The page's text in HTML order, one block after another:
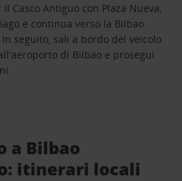
Casco Antiguo con Plaza Nueva,
e continua verso la Bilbao
seguito, sali a bordo del veicolo
di Bilbao e prosegui
a Bilbao
itinerari locali